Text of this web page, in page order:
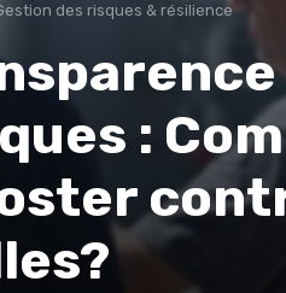
des risques & résilience
: